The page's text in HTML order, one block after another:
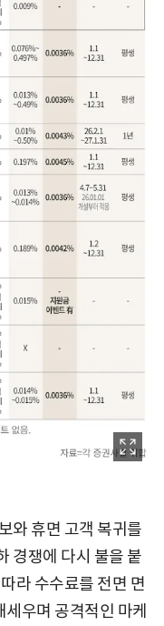
와 휴면 고객 복귀를
경쟁에 다시 불을 붙
라 수수료를 전면 면
우며 공격적인 마케